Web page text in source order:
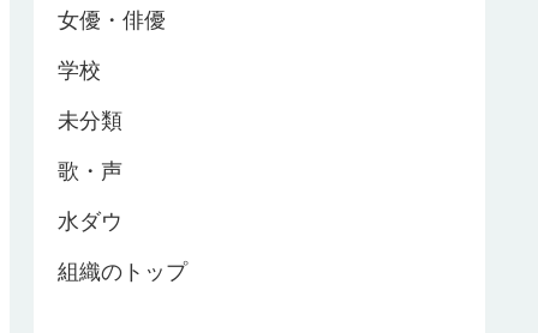
女優・俳優
学校
未分類
歌・声
水ダウ
組織のトップ